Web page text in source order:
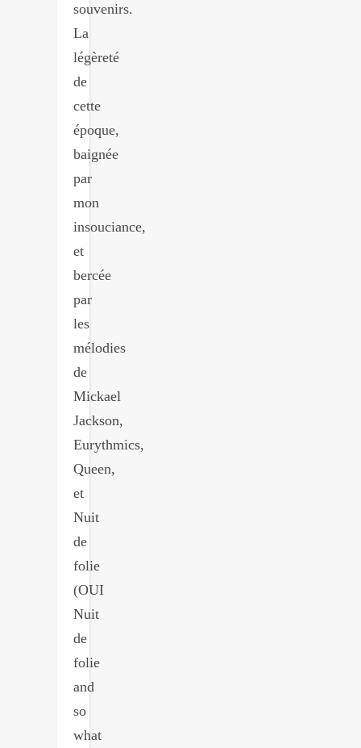
souvenirs.
La
légèreté
de
cette
époque,
baignée
par
mon
insouciance,
et
bercée
par
les
mélodies
de
Mickael
Jackson,
Eurythmics,
Queen,
et
Nuit
de
folie
(OUI
Nuit
de
folie
and
so
what